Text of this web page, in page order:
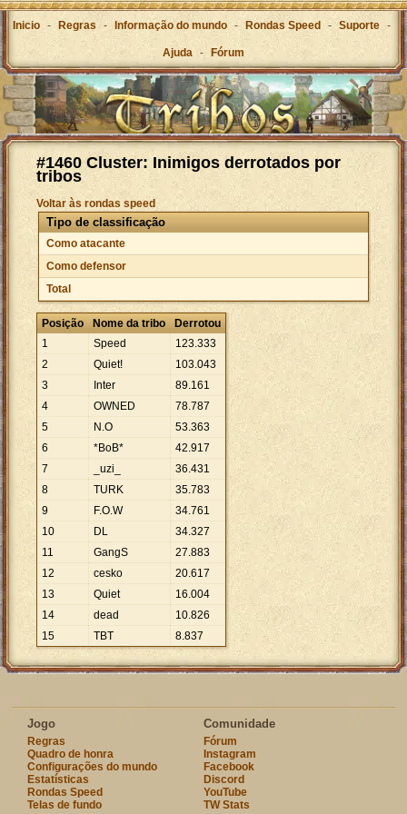
Inicio - Regras - Informação do mundo - Rondas Speed - Suporte -
Ajuda - Fórum
#1460 Cluster: Inimigos derrotados por
tribos
Voltar às rondas speed
Tipo de classificação
Como atacante
Como defensor
Total
Posição Nome da tribo
Derrotou
1
Speed 123.333
2
Quiet! 103.043
3
Inter 89.161
4
OWNED 78.787
5
N.O 53.363
6
*BoB* 42.917
7
_uzi_ 36.431
8
TURK 35.783
9
F.O.W 34.761
10
DL 34.327
11
GangS 27.883
12
cesko 20.617
13
Quiet 16.004
14
dead 10.826
15
TBT 8.837
Jogo
Regras
Quadro de honra
Configurações do mundo
Estatísticas
Rondas Speed
Telas de fundo
Comunidade
Fórum
Instagram
Facebook
Discord
YouTube
TW Stats